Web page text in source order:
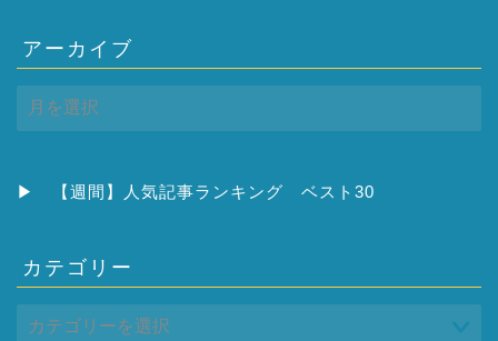
アーカイブ
ー
ブ
▶ 【週間】人気記事ランキング ベスト30
カテゴリー